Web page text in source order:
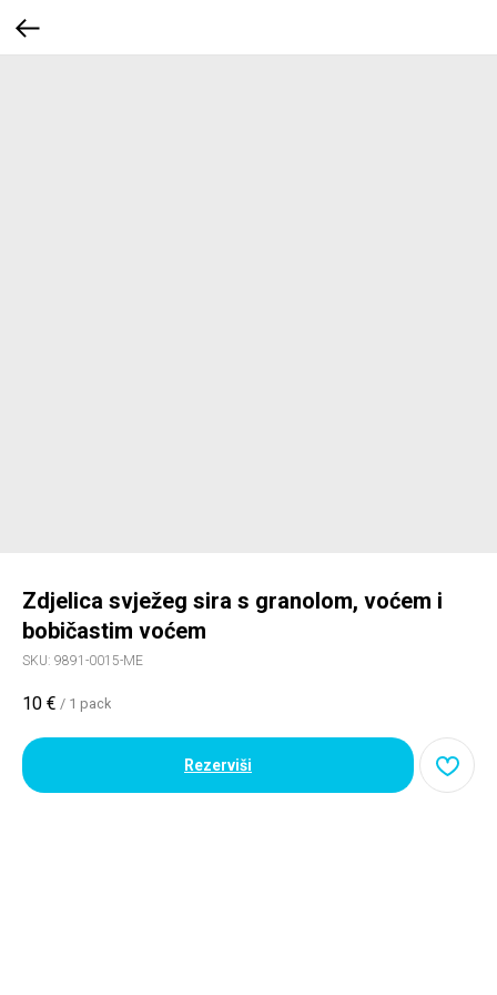
Zdjelica svježeg sira s granolom, voćem i
bobičastim voćem
SKU: 9891-0015-ME
10 € / 1 pack
Rezerviši